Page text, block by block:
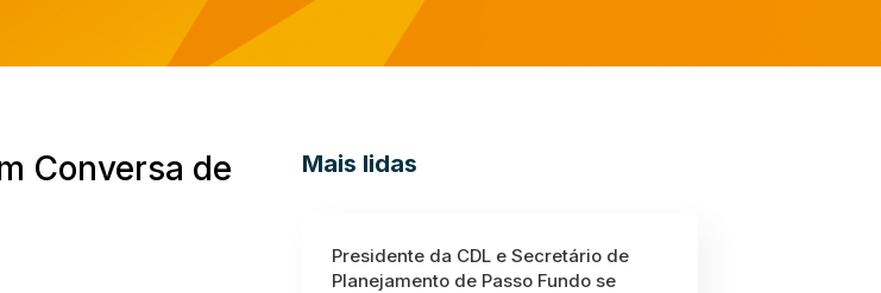
Conversa de
Mais lidas
Presidente da CDL e Secretário de
Planejamento de Passo Fundo se